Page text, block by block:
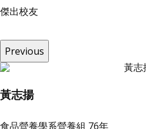
傑出校友
Previous
黃志揚
食品營養學系營養組 76年